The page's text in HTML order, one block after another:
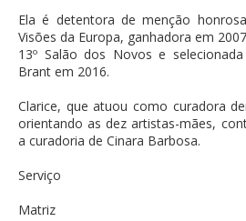
Ela é detentora de menção
Visões da Europa, ganhadora em
13º Salão dos Novos e
Brant em 2016.
Clarice, que atuou como curadora
orientando as dez artistas-mães,
a curadoria de Cinara Barbosa.
Serviço
Matriz